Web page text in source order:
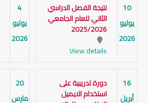
10
يوليو
2026
نتيجة الفصل الدراسي
الثاني للعام الجامعي
2025/2026
View details
4
يوليو
2026
16
أبريل
دورة تدريبية على
استخدام الايميل
20
مارس